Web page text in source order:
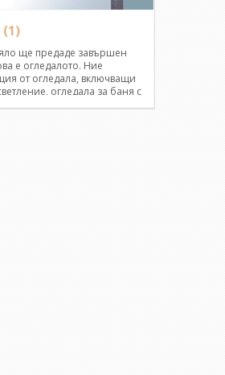
(1)
ще предаде завършен
е огледалото. Ние
от огледала, включващи
огледала за баня с